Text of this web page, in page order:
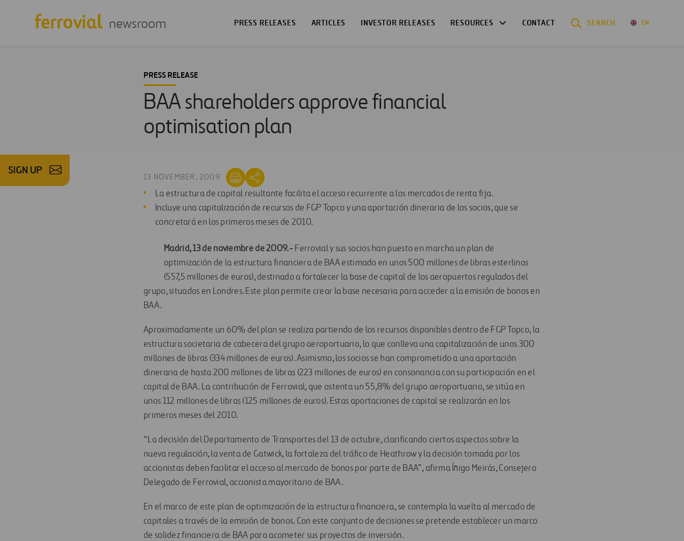
newsroom PRESS RELEASES ARTICLES INVESTOR RELEASES RESOURCES CONTACT SEARCH EN
SIGN UP
PRESS RELEASE
BAA shareholders approve financial
optimisation plan
13 NOVEMBER, 2009
La estructura de capital resultante facilita el acceso recurrente a los mercados de renta fija.
Incluye una capitalización de recursos de FGP Topco y una aportación dineraria de los socios, que se
concretará en los primeros meses de 2010.
Madrid, 13 de noviembre de 2009.-Ferrovial y sus socios han puesto en marcha un plan de
optimización de la estructura financiera de BAA estimado en unos 500 millones de libras esterlinas
(557,5 millones de euros), destinado a fortalecer la base de capital de los aeropuertos regulados del
grupo, situados en Londres. Este plan permite crear la base necesaria para acceder a la emisión de bonos en
BAA.
Aproximadamente un 60% del plan se realiza partiendo de los recursos disponibles dentro de FGP Topco, la
estructura societaria de cabecera del grupo aeroportuario, lo que conlleva una capitalización de unos 300
millones de libras (334 millones de euros). Asimismo, los socios se han comprometido a una aportación
dineraria de hasta 200 millones de libras (223 millones de euros) en consonancia con su participación en el
capital de BAA. La contribución de Ferrovial, que ostenta un 55,8% del grupo aeroportuario, se sitúa en
unos 112 millones de libras (125 millones de euros). Estas aportaciones de capital se realizarán en los
primeros meses del 2010.
“La decisión del Departamento de Transportes del 13 de octubre, clarificando ciertos aspectos sobre la
nueva regulación, la venta de Gatwick, la fortaleza del tráfico de Heathrow y la decisión tomada por los
accionistas deben facilitar el acceso al mercado de bonos por parte de BAA”, afirma Íñigo Meirás, Consejero
Delegado de Ferrovial, accionista mayoritario de BAA.
En el marco de este plan de optimización de la estructura financiera, se contempla la vuelta al mercado de
capitales a través de la emisión de bonos. Con este conjunto de decisiones se pretende establecer un marco
de solidez financiera de BAA para acometer sus proyectos de inversión.